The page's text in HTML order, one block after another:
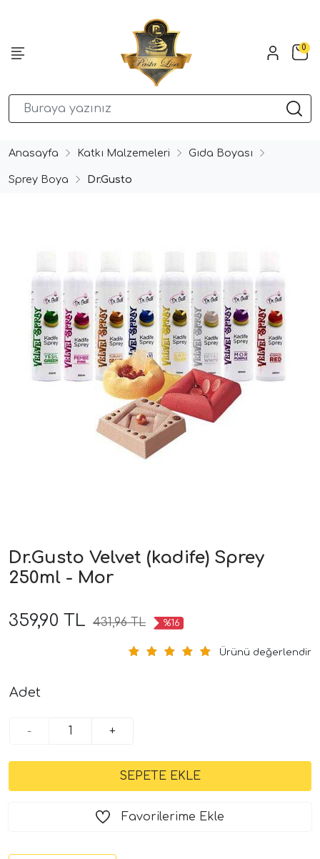
0
Anasayfa Katkı Malzemeleri Gıda Boyası
Sprey Boya Dr.Gusto
Dr.Gusto Velvet (kadife) Sprey
250ml - Mor
359,90 TL 431,96 TL %16
Ürünü değerlendir
Adet
- +
Favorilerime Ekle